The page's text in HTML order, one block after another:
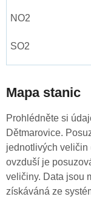
Mapa stanic
Prohlédněte si
Dětmarovice.
jednotlivých veličin
ovzduší je
veličiny. Data jsou
získáváná ze